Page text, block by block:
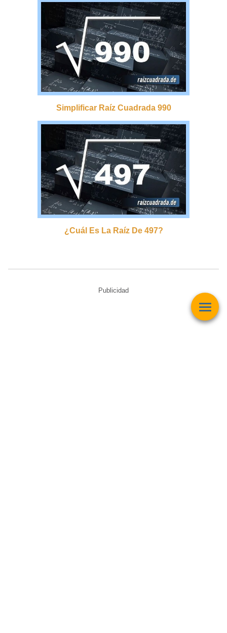
Simplificar Raíz Cuadrada 990
¿cuál Es La Raíz De 497?
Publicidad